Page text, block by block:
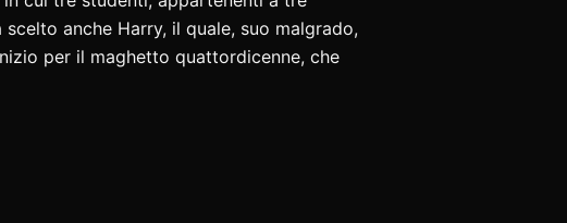
anche Harry, il quale, suo malgrado,
per il maghetto quattordicenne, che